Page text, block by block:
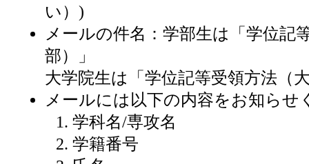
い）)
メールの件名：学部生は「学位記
部）」
大学院生は「学位記等受領方法（
メールには以下の内容をお知らせ
学科名/専攻名
学籍番号